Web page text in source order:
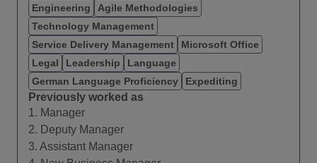
gesamtheitlichen Kommunikationsstrategie
(in: Cloud, Security, KI, IoT, Software as a
Services, Festnetz, Mobilfunk)
Du fokussierst Dich klar auf den Abschluss
von Neukund:innen im Segment größer 50
Mitarbeiter:innen.
Du stellst die richtigen Fragen, um die
Herausforderung und Bedürfnisse beim
Kunden zu erkennen und entwickelst auf
Engineering
Agile Methodologies
Technology Management
Service Delivery Management
Microsoft Office
Legal
Leadership
Language
German Language Proficiency
Expediting
Previously worked as
1. Manager
2. Deputy Manager
3. Assistant Manager